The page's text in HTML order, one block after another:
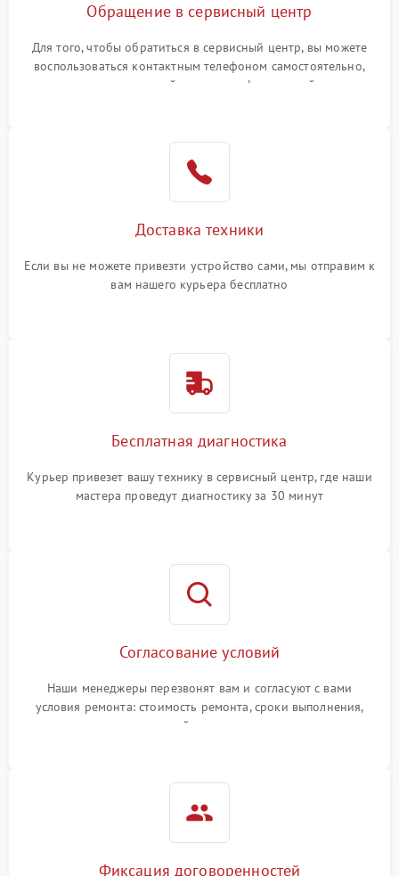
Обращение в сервисный центр
Для того, чтобы обратиться в сервисный центр, вы можете
воспользоваться контактным телефоном самостоятельно,
или оставить свой номер телефона на сайте
Доставка техники
Если вы не можете привезти устройство сами, мы отправим к
вам нашего курьера бесплатно
Бесплатная диагностика
Курьер привезет вашу технику в сервисный центр, где наши
мастера проведут диагностику за 30 минут
Согласование условий
Наши менеджеры перезвонят вам и согласуют с вами
условия ремонта: стоимость ремонта, сроки выполнения,
гарантийные условия
Фиксация договоренностей